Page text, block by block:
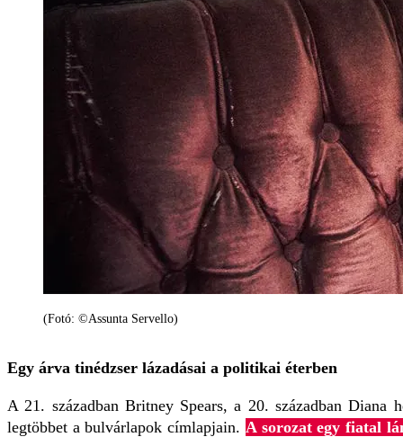
(Fotó: ©Assunta Servello)
Egy árva tinédzser lázadásai a politikai éterben
A 21. században Britney Spears, a 20. században Diana
legtöbbet a bulvárlapok címlapjain. A sorozat egy fiatal